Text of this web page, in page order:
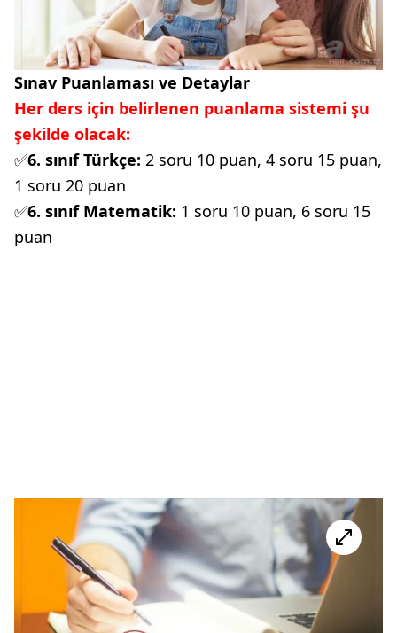
Sınav Puanlaması ve Detaylar
Her ders için belirlenen puanlama sistemi şu
şekilde olacak:
✅6. sınıf Türkçe: 2 soru 10 puan, 4 soru 15 puan,
1 soru 20 puan
✅6. sınıf Matematik: 1 soru 10 puan, 6 soru 15
puan